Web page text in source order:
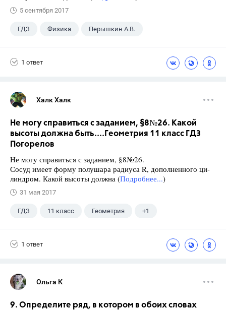
5 сентября 2017
ГДЗ Физика Перышкин А.В.
1 ответ
Халк Халк
Не могу справиться с заданием, §8№26. Какой
высоты должна быть....Геометрия 11 класс ГДЗ
Погорелов
Не могу справиться с заданием, §8№26.
Сосуд имеет форму полушара радиуса R, дополненного ци-
линдром. Какой высоты должна (Подробнее...)
31 мая 2017
ГДЗ 11 класс Геометрия +1
1 ответ
Ольга К
9. Определите ряд, в котором в обоих словах